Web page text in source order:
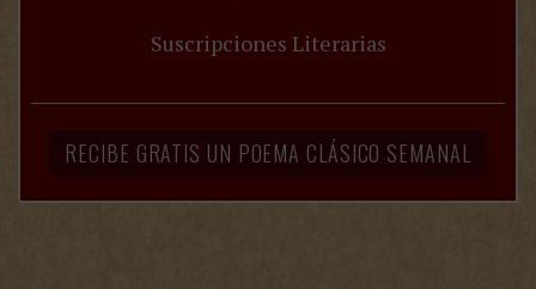
Suscripciones Literarias
RECIBE GRATIS UN POEMA CLÁSICO SEMANAL